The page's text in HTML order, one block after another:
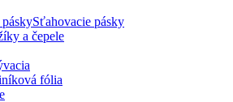
Sťahovacie pásky
a čepele
fólia